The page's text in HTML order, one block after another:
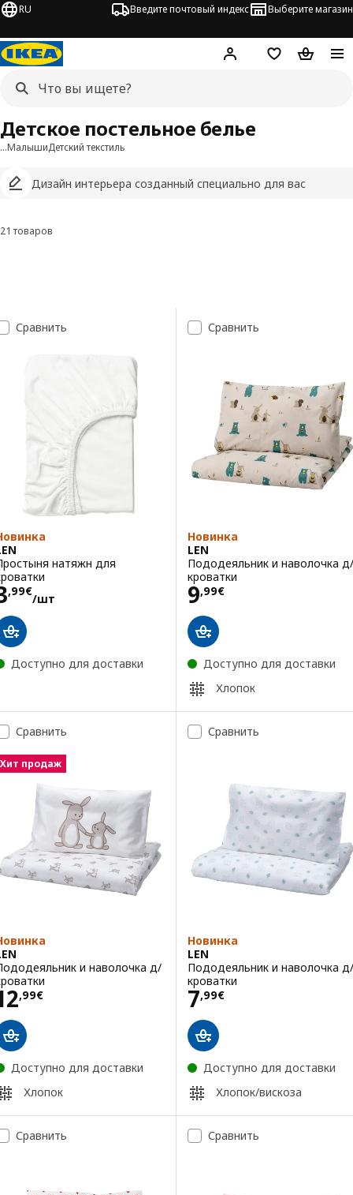
RU Введите почтовый индекс Выберите магазин
Hej! ВойтиСписокКорзина
…МалышиДетский текстиль
Дизайн интерьера созданный специально для вас
Детское постельное белье
Фильтровать и сортировать
21 товаров
Список результатов поиска
Сравнить
натяжн для
,99€
/шт3,99€/шт
Доступно для доставки
Сравнить
Новинка
LEN
Пододеяльник и наволочка д/
кроватки
9,99€
Цена 9,99€
Доступно для доставки
Хлопок
Сравнить
Хит продаж
и наволочка д/
,99€ 12,99€
Доступно для доставки
Хлопок
Сравнить
Новинка
LEN
Пододеяльник и наволочка д/
кроватки
7,99€
Цена 7,99€
Доступно для доставки
Хлопок/вискоза
Сравнить Сравнить